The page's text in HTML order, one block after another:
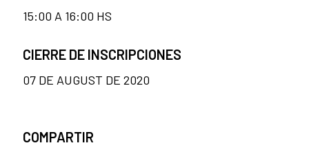
15:00 A 16:00 HS
CIERRE DE INSCRIPCIONES
07 DE AUGUST DE 2020
COMPARTIR